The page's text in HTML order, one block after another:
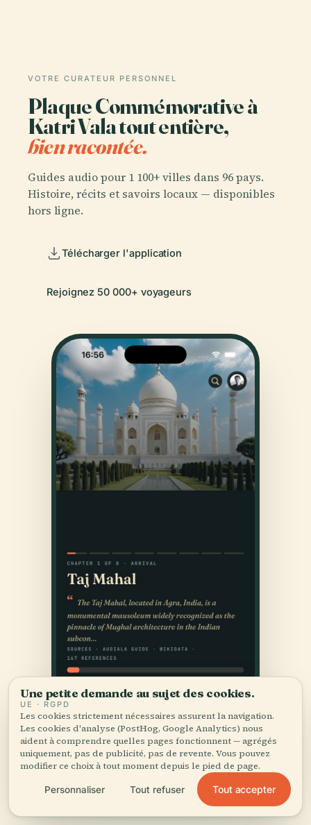
VOTRE CURATEUR PERSONNEL
Plaque Commémorative à
Katri Vala tout entière,
bien racontée.
Guides audio pour 1 100+ villes dans 96 pays.
Histoire, récits et savoirs locaux — disponibles
hors ligne.
Télécharger l'application
Rejoignez 50 000+ voyageurs
Une petite demande au sujet des cookies.
UE · RGPD
Les cookies strictement nécessaires assurent la navigation.
Les cookies d'analyse (PostHog, Google Analytics) nous
aident à comprendre quelles pages fonctionnent — agrégés
uniquement, pas de publicité, pas de revente. Vous pouvez
modifier ce choix à tout moment depuis le pied de page.
Personnaliser Tout refuser Tout accepter